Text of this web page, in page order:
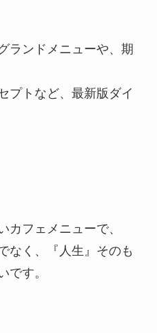
ランドメニューや、期
プトなど、最新版ダイ
カフェメニューで、
なく、『人生』そのも
です。